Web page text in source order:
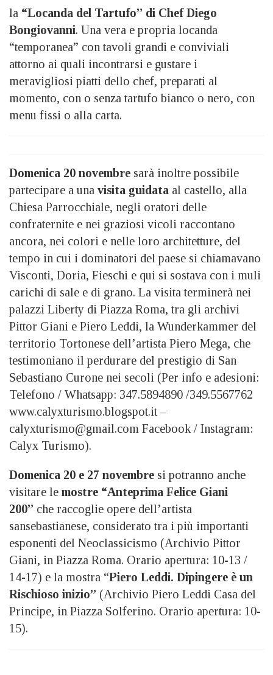
la “Locanda del Tartufo” di Chef Diego
Bongiovanni. Una vera e propria locanda
“temporanea” con tavoli grandi e conviviali
attorno ai quali incontrarsi e gustare i
meravigliosi piatti dello chef, preparati al
momento, con o senza tartufo bianco o nero, con
menu fissi o alla carta.
Domenica 20 novembre sarà inoltre possibile
partecipare a una visita guidata al castello, alla
Chiesa Parrocchiale, negli oratori delle
confraternite e nei graziosi vicoli raccontano
ancora, nei colori e nelle loro architetture, del
tempo in cui i dominatori del paese si chiamavano
Visconti, Doria, Fieschi e qui si sostava con i muli
carichi di sale e di grano. La visita terminerà nei
palazzi Liberty di Piazza Roma, tra gli archivi
Pittor Giani e Piero Leddi, la Wunderkammer del
territorio Tortonese dell’artista Piero Mega, che
testimoniano il perdurare del prestigio di San
Sebastiano Curone nei secoli (Per info e adesioni:
Telefono / Whatsapp: 347.5894890 /349.5567762
www.calyxturismo.blogspot.it –
calyxturismo@gmail.com Facebook / Instagram:
Calyx Turismo).
Domenica 20 e 27 novembre si potranno anche
visitare le mostre “Anteprima Felice Giani
200” che raccoglie opere dell’artista
sansebastianese, considerato tra i più importanti
esponenti del Neoclassicismo (Archivio Pittor
Giani, in Piazza Roma. Orario apertura: 10-13 /
14-17) e la mostra “Piero Leddi. Dipingere è un
Rischioso inizio” (Archivio Piero Leddi Casa del
Principe, in Piazza Solferino. Orario apertura: 10-
15).